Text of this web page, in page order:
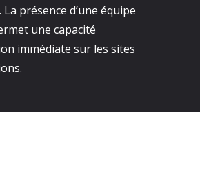
présence d’une équipe
une capacité
immédiate sur les sites